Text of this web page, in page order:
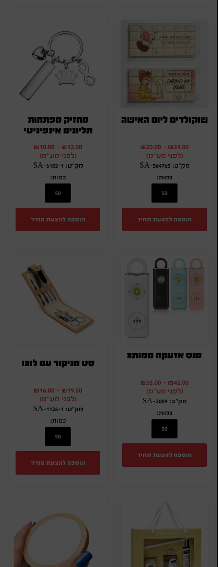
שוקולדים ליום האישה
₪24.00
-
₪20.00
(לפני מע"מ)
מק"ט: SA-564765
כמות:
הוספה להצעת מחיר
מחזיק מפתחות
תליונים אינפיניטי
₪12.00
-
₪10.00
(לפני מע"מ)
מק"ט: SA-6182-1
כמות:
הוספה להצעת מחיר
פנס אזעקה ממותג
₪42.00
-
₪35.00
(לפני מע"מ)
מק"ט: SA-2009
כמות:
הוספה להצעת מחיר
סט מניקור עם לוגו
₪19.20
-
₪16.00
(לפני מע"מ)
מק"ט: SA-1126-1
כמות:
הוספה להצעת מחיר